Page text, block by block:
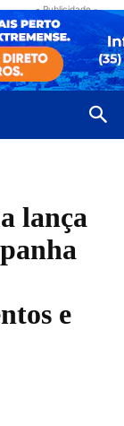
- Publicidade -
lança
e